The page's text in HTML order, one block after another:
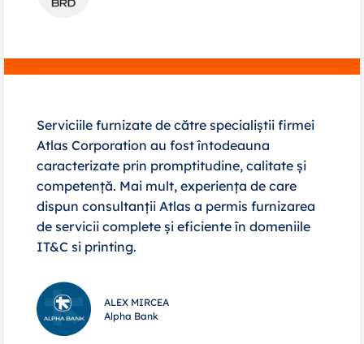
ALEX MIRCEA
Alpha Bank
Serviciile furnizate de către specialiștii firmei
Atlas Corporation au fost întodeauna
caracterizate prin promptitudine, calitate și
competență. Mai mult, experiența de care
dispun consultanții Atlas a permis furnizarea
de servicii complete și eficiente în domeniile
IT&C si printing.